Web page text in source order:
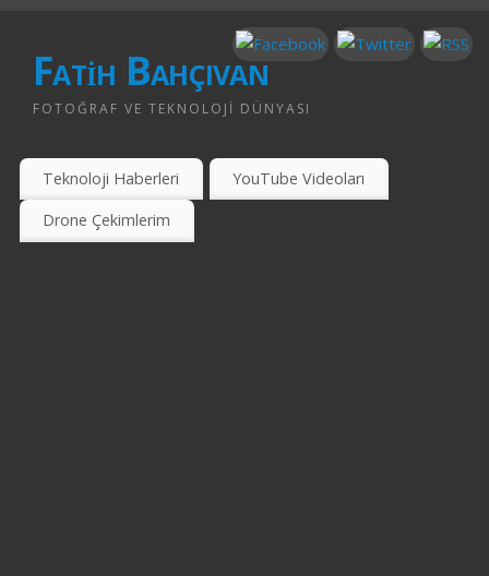
Fatih Bahçıvan
FOTOĞRAF VE TEKNOLOJI DÜNYASI
Teknoloji Haberleri YouTube Videoları
Drone Çekimlerim